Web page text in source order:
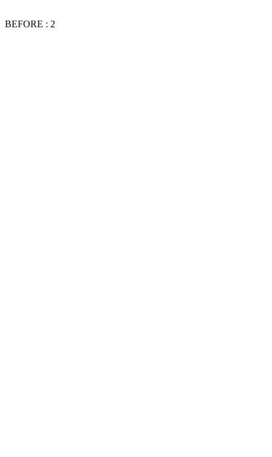
BEFORE : 2